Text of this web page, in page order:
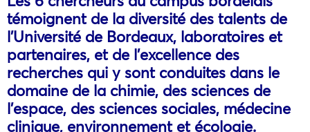
témoignent de la diversité des talents de
l’Université de Bordeaux, laboratoires et
partenaires, et de l’excellence des
recherches qui y sont conduites dans le
domaine de la chimie, des sciences de
l’espace, des sciences sociales, médecine
clinique, environnement et écologie.